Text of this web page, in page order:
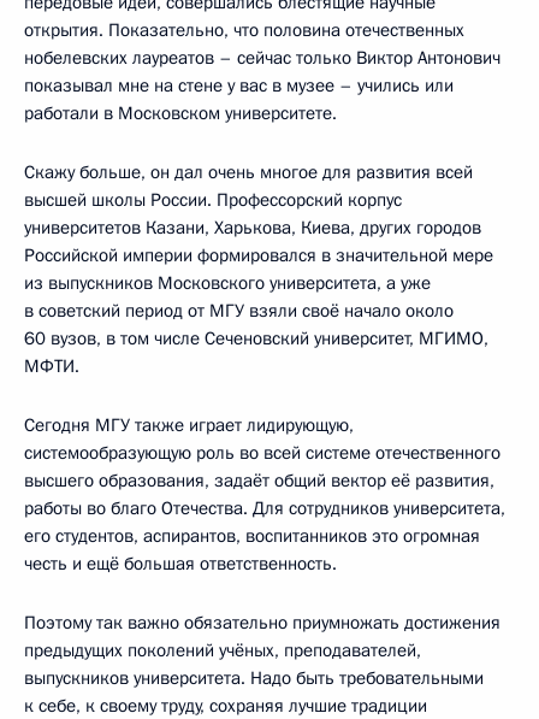
открытия. Показательно, что половина отечественных
нобелевских лауреатов – сейчас только Виктор Антонович
показывал мне на стене у вас в музее – учились или
работали в Московском университете.
Скажу больше, он дал очень многое для развития всей
высшей школы России. Профессорский корпус
университетов Казани, Харькова, Киева, других городов
Российской империи формировался в значительной мере
из выпускников Московского университета, а уже
в советский период от МГУ взяли своё начало около
60 вузов, в том числе Сеченовский университет, МГИМО,
МФТИ.
Сегодня МГУ также играет лидирующую,
системообразующую роль во всей системе отечественного
высшего образования, задаёт общий вектор её развития,
работы во благо Отечества. Для сотрудников университета,
его студентов, аспирантов, воспитанников это огромная
честь и ещё большая ответственность.
Поэтому так важно обязательно приумножать достижения
предыдущих поколений учёных, преподавателей,
выпускников университета. Надо быть требовательными
к себе, к своему труду, сохраняя лучшие традиции